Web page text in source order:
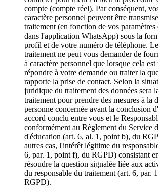
compte (compte réel). Par conséquent,
caractère personnel peuvent être
traitement (en fonction de vos
dans l'application WhatsApp) sous la
profil et de votre numéro de téléphone.
traitement ne peut vous demander de
à caractère personnel que lorsque cela est
répondre à votre demande ou traiter la
rapporte la prise de contact. Selon la
juridique du traitement des données sera
traitement pour prendre des mesures à la
personne concernée avant la conclusion
accord conclu entre vous et le
conformément au Règlement du Service
d'éducation (art. 6, al. 1, point b), du
autres cas, l'intérêt légitime du
6, par. 1, point f), du RGPD) consistant
résoudre la question signalée liée aux
du responsable du traitement (art. 6, par.
RGPD).